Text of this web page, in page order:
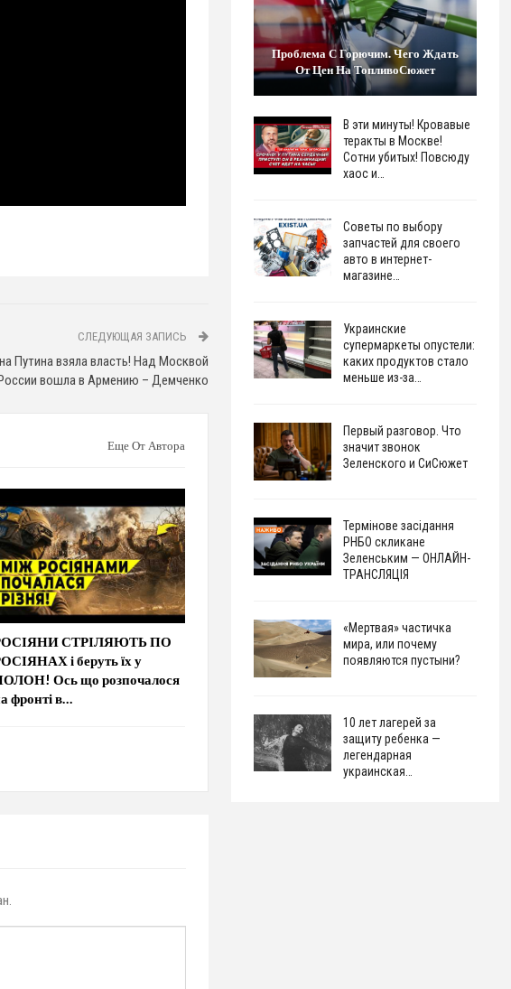
СЛЕДУЮЩАЯ ЗАПИСЬ
Путина взяла власть! Над Москвой
вошла в Армению – Демченко
Еще От Автора
СТРІЛЯЮТЬ ПО
і беруть їх у
Ось що розпочалося
фронті в…
Проблема С Горючим. Чего Ждать
От Цен На ТопливоСюжет
В эти минуты! Кровавые
теракты в Москве!
Сотни убитых! Повсюду
хаос и…
Советы по выбору
запчастей для своего
авто в интернет-
магазине…
Украинские
супермаркеты опустели:
каких продуктов стало
меньше из-за…
Первый разговор. Что
значит звонок
Зеленского и СиСюжет
Термінове засідання
РНБО скликане
Зеленським — ОНЛАЙН-
ТРАНСЛЯЦІЯ
«Мертвая» частичка
мира, или почему
появляются пустыни?
10 лет лагерей за
защиту ребенка —
легендарная
украинская…